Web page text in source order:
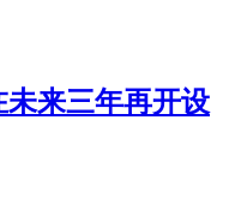
来三年再开设